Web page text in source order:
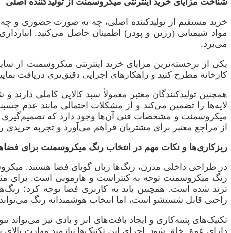
شناخت مزایای خرید اینترنتی میکروسمنت از تولیدکننده اصلی
خرید مستقیم از تولیدکننده اصلی، چه به صورت حضوری و چه
مواد شیمیایی (رزین و پودر) اطمینان حاصل می‌کنید.
می‌برد.
یکی از برجسته‌ترین مزایای خرید اینترنتی میکروسمنت از
کارخانه مطرح کنید و راهکارهای اجرایی دقیق‌تری دریافت
همچنین تولیدکنندگان معتبر معمولاً سبد کالایی کاملی دارند
لایه‌ها را تضمین می‌کند و از مشکلات احتمالی مانند عدم
میکروسمنت و مشخصات فنی آن‌ها وجود دارد که تصمیم‌گیری
از مراجع معتبر برای مشتریان فراهم می‌آورد و تجربه
ریزکاری‌ها و نکات مهم در انتخاب رنگ میکروسمنت برای
در طراحی داخلی مدرن، رنگ‌ها زبان گویای فضا هستند.
رنگ میکروسمنت توجه به کنتراست و هارمونی است. برای
ترند شده است. همچنین باید به کاربری فضا توجه کرد؛
راحتی قابل شستشو است، اما انتخاب هوشمندانه رنگ
تکنیک‌های پتینه‌کاری و ایجاد بافت‌های ابر و بادی نیز
دارای عمق خلق شود. اجرای این تکنیک‌ها نیازمند مهارت